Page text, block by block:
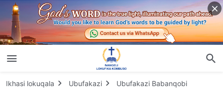
Ikhasi lokuqala Ubufakazi Ubufakazi Babanqobi